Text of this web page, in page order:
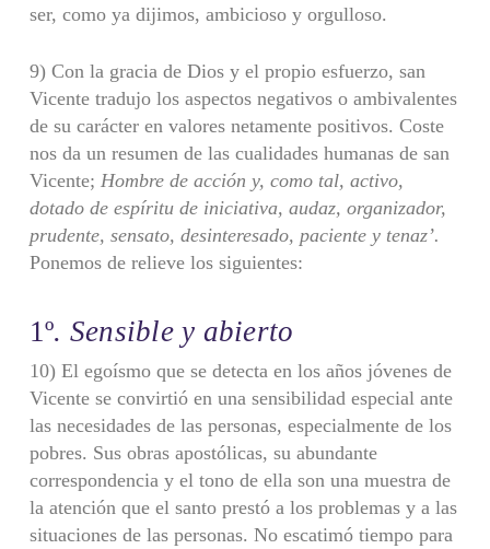
ser, como ya dijimos, ambicioso y orgulloso.
9) Con la gracia de Dios y el propio esfuerzo, san
Vicente tradujo los aspec­tos negativos o ambivalentes
de su carácter en valores netamente positivos. Coste
nos da un resumen de las cualidades humanas de san
Vicente; Hombre de acción y, como tal, activo,
dotado de espíritu de iniciativa, audaz, organizador,
prudente, sensato, desinteresado, paciente y tenaz’.
Ponemos de relieve los siguientes:
1º. Sensible y abierto
10) El egoísmo que se detecta en los años jóvenes de
Vicente se convirtió en una sensibilidad especial ante
las necesidades de las personas, especialmente de los
pobres. Sus obras apostólicas, su abundante
correspondencia y el tono de ella son una muestra de
la atención que el santo prestó a los problemas y a las
situaciones de las personas. No escatimó tiempo para